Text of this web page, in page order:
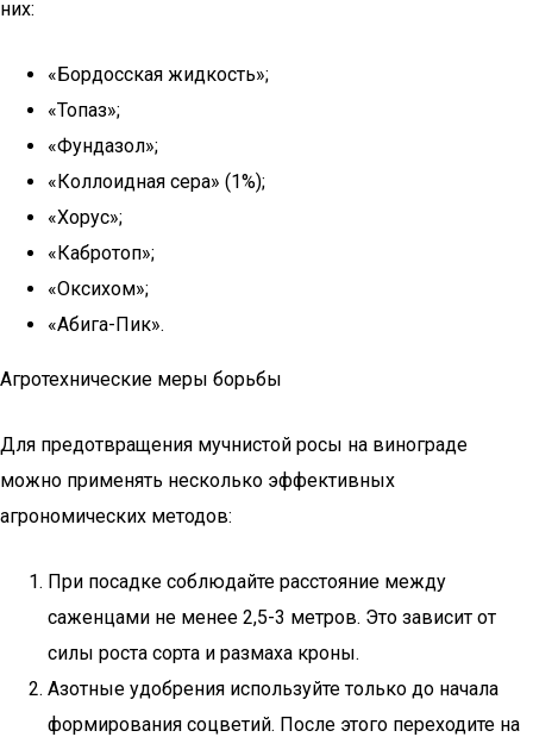
них:
«Бордосская жидкость»;
«Топаз»;
«Фундазол»;
«Коллоидная сера» (1%);
«Хорус»;
«Кабротоп»;
«Оксихом»;
«Абига-Пик».
Агротехнические меры борьбы
Для предотвращения мучнистой росы на винограде
можно применять несколько эффективных
агрономических методов:
При посадке соблюдайте расстояние между
саженцами не менее 2,5-3 метров. Это зависит от
силы роста сорта и размаха кроны.
Азотные удобрения используйте только до начала
формирования соцветий. После этого переходите на